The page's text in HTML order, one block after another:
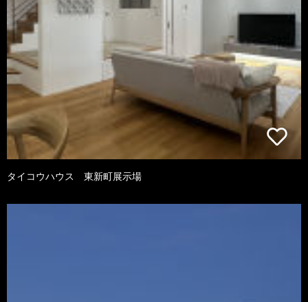
タイコウハウス 東新町展示場